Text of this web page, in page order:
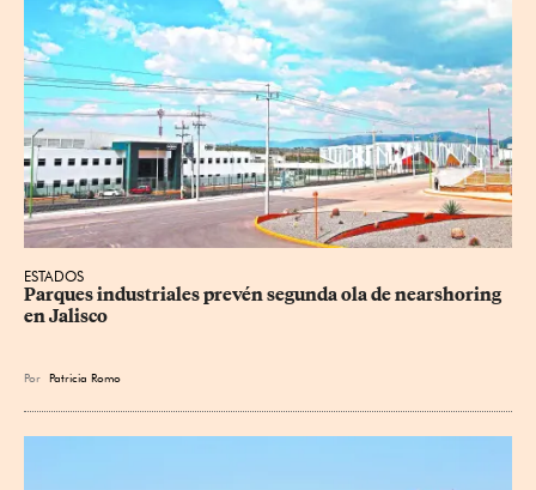
ESTADOS
Parques industriales prevén segunda ola de nearshoring
en Jalisco
Por Patricia Romo